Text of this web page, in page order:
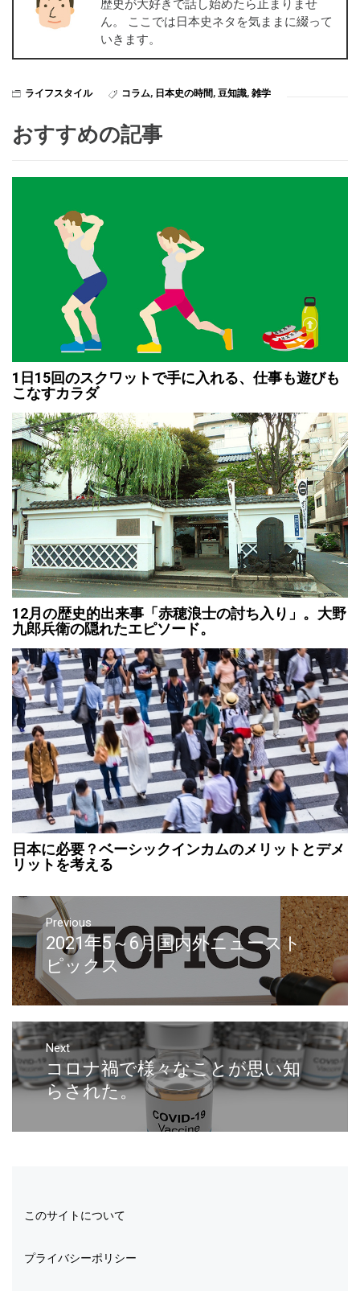
歴史が大好きで話し始めたら止まりませ
ん。 ここでは日本史ネタを気ままに綴って
いきます。
ライフスタイル コラム, 日本史の時間, 豆知識, 雑学
おすすめの記事
1日15回のスクワットで手に入れる、仕事も遊びも
こなすカラダ
12月の歴史的出来事「赤穂浪士の討ち入り」。大野
九郎兵衛の隠れたエピソード。
日本に必要？ベーシックインカムのメリットとデメ
リットを考える
Previous
2021年5～6月国内外ニュースト
ピックス
Next
コロナ禍で様々なことが思い知
らされた。
このサイトについて
プライバシーポリシー